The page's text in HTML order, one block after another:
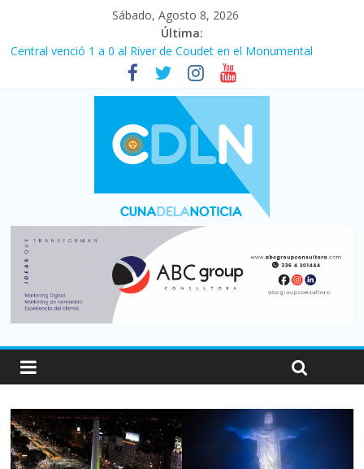
Sábado, Agosto 8, 2026
Última:
Central venció 1 a 0 al River de Coudet en el Monumental
La morosidad alcanzó su nivel más alto en dos décadas y ya
afecta a 400 mil deudores en Santa Fe
Desde que asumió Milei cerraron 41.000 kioscos: el sector
denuncia crisis como en 2001
Vacaciones de invierno con más movimiento y consumo
turístico: 4,6 millones de personas viajaron por el país, un 5,9%
Fuerte caída de la venta de autos usados en julio: bajó un 12,6%